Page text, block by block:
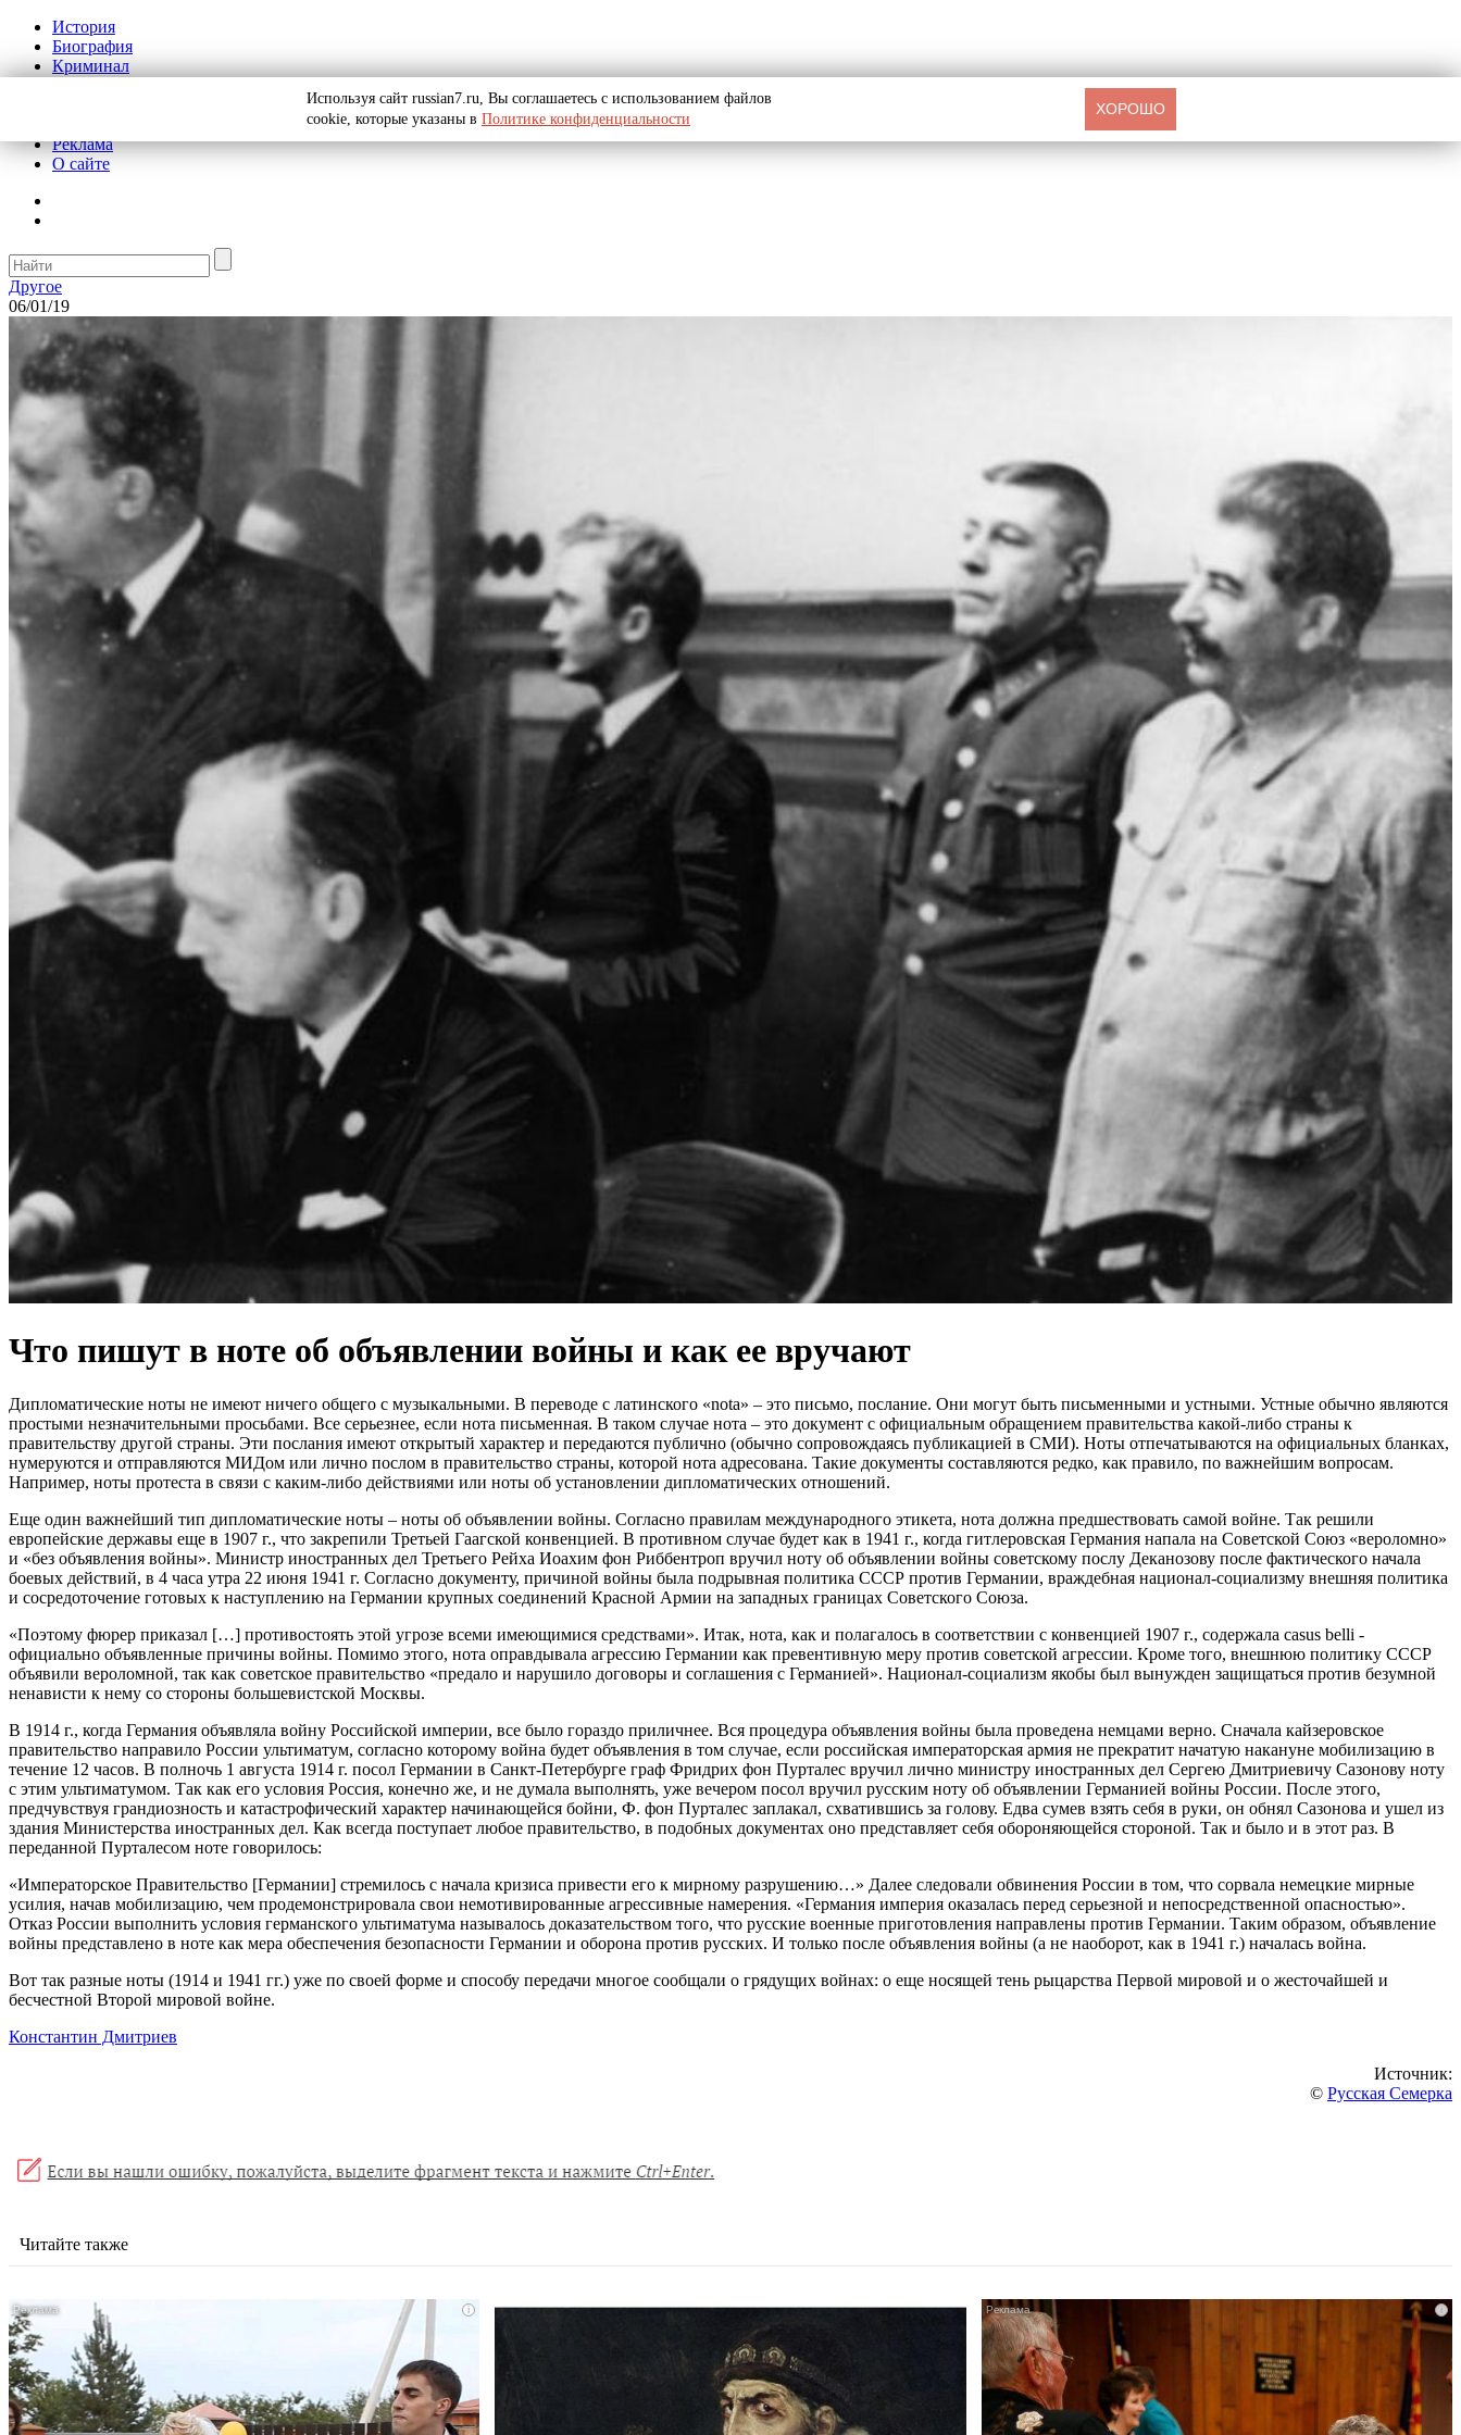
История
Биография
Криминал
Реклама
О сайте
Другое
06/01/19
Что пишут в ноте об объявлении войны и как ее вручают
Дипломатические ноты не имеют ничего общего с музыкальными. В переводе с латинского «nota» – это письмо, послание. Они могут быть письменными и устными. Устные обычно являются
простыми незначительными просьбами. Все серьезнее, если нота письменная. В таком случае нота – это документ с официальным обращением правительства какой-либо страны к
правительству другой страны. Эти послания имеют открытый характер и передаются публично (обычно сопровождаясь публикацией в СМИ). Ноты отпечатываются на официальных бланках,
нумеруются и отправляются МИДом или лично послом в правительство страны, которой нота адресована. Такие документы составляются редко, как правило, по важнейшим вопросам.
Например, ноты протеста в связи с каким-либо действиями или ноты об установлении дипломатических отношений.
Еще один важнейший тип дипломатические ноты – ноты об объявлении войны. Согласно правилам международного этикета, нота должна предшествовать самой войне. Так решили
европейские державы еще в 1907 г., что закрепили Третьей Гаагской конвенцией. В противном случае будет как в 1941 г., когда гитлеровская Германия напала на Советской Союз «вероломно»
и «без объявления войны». Министр иностранных дел Третьего Рейха Иоахим фон Риббентроп вручил ноту об объявлении войны советскому послу Деканозову после фактического начала
боевых действий, в 4 часа утра 22 июня 1941 г. Согласно документу, причиной войны была подрывная политика СССР против Германии, враждебная национал-социализму внешняя политика
и сосредоточение готовых к наступлению на Германии крупных соединений Красной Армии на западных границах Советского Союза.
«Поэтому фюрер приказал […] противостоять этой угрозе всеми имеющимися средствами». Итак, нота, как и полагалось в соответствии с конвенцией 1907 г., содержала casus belli -
официально объявленные причины войны. Помимо этого, нота оправдывала агрессию Германии как превентивную меру против советской агрессии. Кроме того, внешнюю политику СССР
объявили вероломной, так как советское правительство «предало и нарушило договоры и соглашения с Германией». Национал-социализм якобы был вынужден защищаться против безумной
ненависти к нему со стороны большевистской Москвы.
В 1914 г., когда Германия объявляла войну Российской империи, все было гораздо приличнее. Вся процедура объявления войны была проведена немцами верно. Сначала кайзеровское
правительство направило России ультиматум, согласно которому война будет объявления в том случае, если российская императорская армия не прекратит начатую накануне мобилизацию в
течение 12 часов. В полночь 1 августа 1914 г. посол Германии в Санкт-Петербурге граф Фридрих фон Пурталес вручил лично министру иностранных дел Сергею Дмитриевичу Сазонову ноту
с этим ультиматумом. Так как его условия Россия, конечно же, и не думала выполнять, уже вечером посол вручил русским ноту об объявлении Германией войны России. После этого,
предчувствуя грандиозность и катастрофический характер начинающейся бойни, Ф. фон Пурталес заплакал, схватившись за голову. Едва сумев взять себя в руки, он обнял Сазонова и ушел из
здания Министерства иностранных дел. Как всегда поступает любое правительство, в подобных документах оно представляет себя обороняющейся стороной. Так и было и в этот раз. В
переданной Пурталесом ноте говорилось:
«Императорское Правительство [Германии] стремилось с начала кризиса привести его к мирному разрушению…» Далее следовали обвинения России в том, что сорвала немецкие мирные
усилия, начав мобилизацию, чем продемонстрировала свои немотивированные агрессивные намерения. «Германия империя оказалась перед серьезной и непосредственной опасностью».
Отказ России выполнить условия германского ультиматума называлось доказательством того, что русские военные приготовления направлены против Германии. Таким образом, объявление
войны представлено в ноте как мера обеспечения безопасности Германии и оборона против русских. И только после объявления войны (а не наоборот, как в 1941 г.) началась война.
Вот так разные ноты (1914 и 1941 гг.) уже по своей форме и способу передачи многое сообщали о грядущих войнах: о еще носящей тень рыцарства Первой мировой и о жесточайшей и
бесчестной Второй мировой войне.
Константин Дмитриев
Источник:
© Русская Семерка
Читайте также
i i
Используя сайт russian7.ru, Вы соглашаетесь с использованием файлов
cookie, которые указаны в Политике конфиденциальности
ХОРОШО